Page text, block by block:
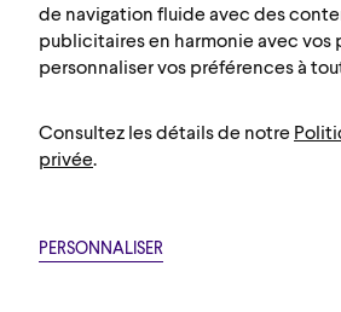
de navigation fluide avec des
publicitaires en harmonie avec vos
personnaliser vos préférences à
Consultez les détails de notre
privée.
PERSONNALISER